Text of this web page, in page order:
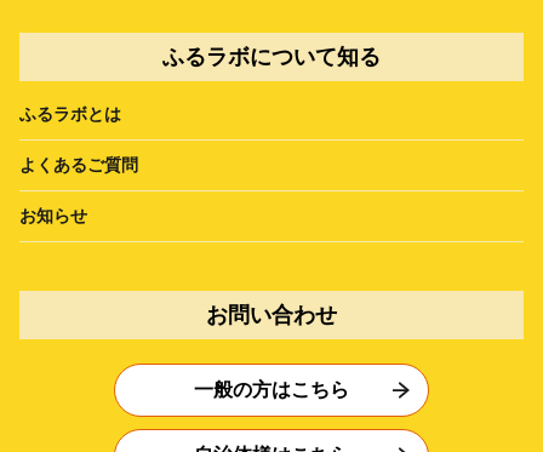
ふるラボについて知る
ふるラボとは
よくあるご質問
お知らせ
お問い合わせ
一般の方はこちら